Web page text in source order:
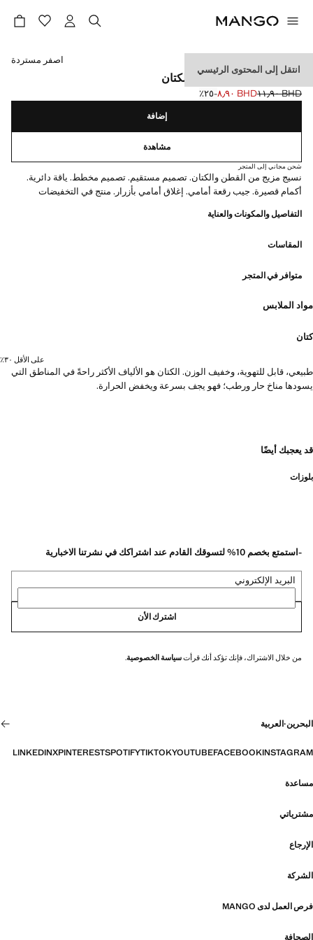
انتقل إلى المحتوى الرئيسي
قميص قطني مخطط من الكتان
السعر الأول محذوف [BHD ١١٫٩٠ ]
BHD ١١٫٩٠
السعر الحالي [BHD ٨٫٩٠ ]BHD ٨٫٩٠ ؜-٢٥٪؜
حدد اللون
اصفر مستردة
إضافة
مشاهدة
شحن مجاني إلى المتجر
نسيج مزيج من القطن والكتان. تصميم مستقيم. تصميم مخطط. ياقة دائرية.
أكمام قصيرة. جيب رقعة أمامي. إغلاق أمامي بأزرار. منتج في التخفيضات
التفاصيل والمكونات والعناية
المقاسات
متوافر في المتجر
مواد الملابس
كتان
على الأقل ٣٠٪؜
طبيعي، قابل للتهوية، وخفيف الوزن. الكتان هو الألياف الأكثر راحةً في المناطق التي
يسودها مناخ حار ورطب؛ فهو يجف بسرعة ويخفض الحرارة.
قد يعجبك أيضًا
بلوزات
-استمتع بخصم 10% لتسوقك القادم عند اشتراكك في نشرتنا الاخبارية
البريد الإلكتروني
اشترك الأن
من خلال الاشتراك، فإنك تؤكد أنك قرأتسياسة الخصوصية.
البحرين·العربية
INSTAGRAM
FACEBOOK
YOUTUBE
TIKTOK
SPOTIFY
PINTEREST
X
LINKEDIN
مساعدة
مشترياتي
الإرجاع
الشركة
فرص العمل لدى MANGO
الصحافة